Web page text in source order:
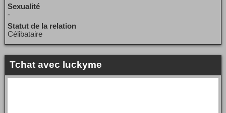
Sexualité
-
Statut de la relation
Célibataire
Tchat avec luckyme